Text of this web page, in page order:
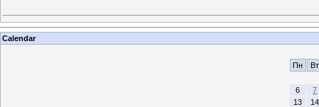
Calendar
Пн Вт
6
7
13
14